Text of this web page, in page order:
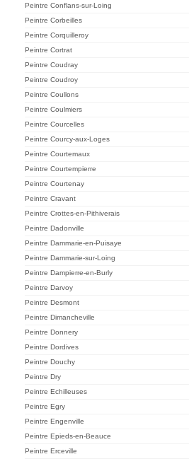
Peintre Conflans-sur-Loing
Peintre Corbeilles
Peintre Corquilleroy
Peintre Cortrat
Peintre Coudray
Peintre Coudroy
Peintre Coullons
Peintre Coulmiers
Peintre Courcelles
Peintre Courcy-aux-Loges
Peintre Courtemaux
Peintre Courtempierre
Peintre Courtenay
Peintre Cravant
Peintre Crottes-en-Pithiverais
Peintre Dadonville
Peintre Dammarie-en-Puisaye
Peintre Dammarie-sur-Loing
Peintre Dampierre-en-Burly
Peintre Darvoy
Peintre Desmont
Peintre Dimancheville
Peintre Donnery
Peintre Dordives
Peintre Douchy
Peintre Dry
Peintre Echilleuses
Peintre Egry
Peintre Engenville
Peintre Epieds-en-Beauce
Peintre Erceville